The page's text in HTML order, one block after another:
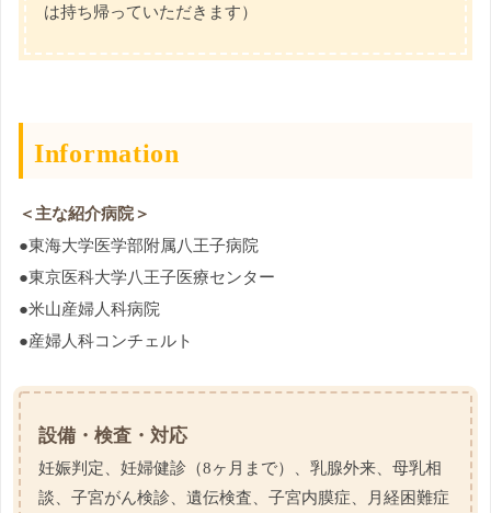
は持ち帰っていただきます）
Information
＜主な紹介病院＞
●東海大学医学部附属八王子病院
●東京医科大学八王子医療センター
●米山産婦人科病院
●産婦人科コンチェルト
設備・検査・対応
妊娠判定、妊婦健診（8ヶ月まで）、乳腺外来、母乳相
談、子宮がん検診、遺伝検査、子宮内膜症、月経困難症